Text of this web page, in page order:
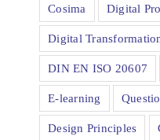
Cosima Digital
Digital
DIN EN ISO 20607
E-learning
Design Principles